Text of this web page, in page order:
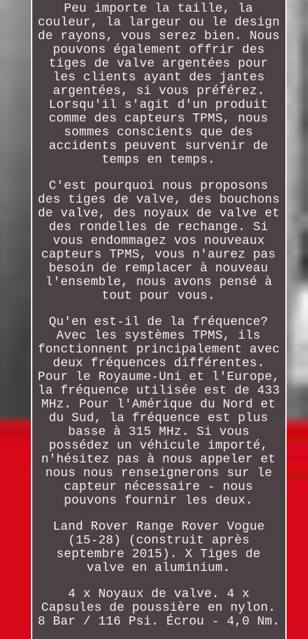
Peu importe la taille, la
couleur, la largeur ou le design
de rayons, vous serez bien. Nous
pouvons également offrir des
tiges de valve argentées pour
les clients ayant des jantes
argentées, si vous préférez.
Lorsqu'il s'agit d'un produit
comme des capteurs TPMS, nous
sommes conscients que des
accidents peuvent survenir de
temps en temps.
C'est pourquoi nous proposons
des tiges de valve, des bouchons
de valve, des noyaux de valve et
des rondelles de rechange. Si
vous endommagez vos nouveaux
capteurs TPMS, vous n'aurez pas
besoin de remplacer à nouveau
l'ensemble, nous avons pensé à
tout pour vous.
Qu'en est-il de la fréquence?
Avec les systèmes TPMS, ils
fonctionnent principalement avec
deux fréquences différentes.
Pour le Royaume-Uni et l'Europe,
la fréquence utilisée est de 433
MHz. Pour l'Amérique du Nord et
du Sud, la fréquence est plus
basse à 315 MHz. Si vous
possédez un véhicule importé,
n'hésitez pas à nous appeler et
nous nous renseignerons sur le
capteur nécessaire - nous
pouvons fournir les deux.
Land Rover Range Rover Vogue
(15-28) (construit après
septembre 2015). X Tiges de
valve en aluminium.
4 x Noyaux de valve. 4 x
Capsules de poussière en nylon.
8 Bar / 116 Psi. Écrou - 4,0 Nm.